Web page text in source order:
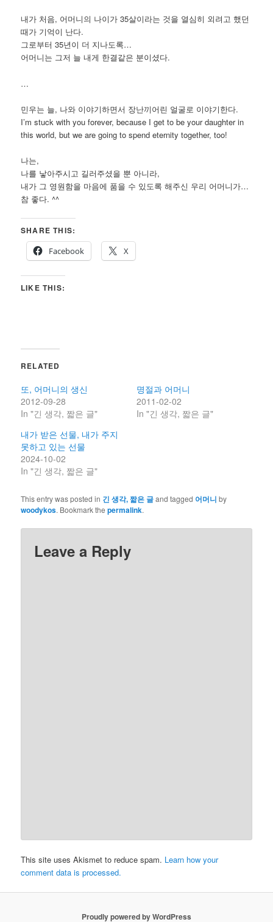
내가 처음, 어머니의 나이가 35살이라는 것을 열심히 외려고 했던
때가 기억이 난다.
그로부터 35년이 더 지나도록…
어머니는 그저 늘 내게 한결같은 분이셨다.
…
민우는 늘, 나와 이야기하면서 장난끼어린 얼굴로 이야기한다.
I’m stuck with you forever, because I get to be your daughter in
this world, but we are going to spend eternity together, too!
나는,
나를 낳아주시고 길러주셨을 뿐 아니라,
내가 그 영원함을 마음에 품을 수 있도록 해주신 우리 어머니가…
참 좋다. ^^
SHARE THIS:
Facebook
X
LIKE THIS:
RELATED
또, 어머니의 생신
2012-09-28
In "긴 생각, 짧은 글"
명절과 어머니
2011-02-02
In "긴 생각, 짧은 글"
내가 받은 선물, 내가 주지
못하고 있는 선물
2024-10-02
In "긴 생각, 짧은 글"
This entry was posted in 긴 생각, 짧은 글and tagged 어머니 by
woodykos. Bookmark thepermalink.
Leave a Reply
This site uses Akismet to reduce spam. Learn how your
comment data is processed.
Proudly powered by WordPress